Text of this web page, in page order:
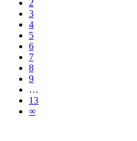
2
3
4
5
6
7
8
9
…
13
∞